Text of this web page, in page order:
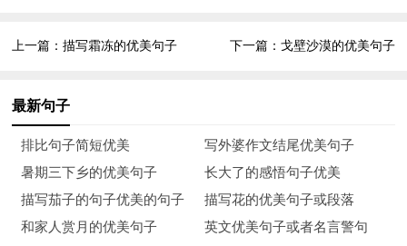
11.生命是脆弱的，我们从小就应该时时刻刻地珍爱生命：不在
不争先恐后。不随意攀爬篮球架护栏。不对同学搞恶作剧，以免
12.安全是最重要的，拥有安全，才能拥有生命。从此以后，我
每天每时每刻都注意安全。
上一篇：描写霜冻的优美句子 下一篇： 戈壁沙漠的优美句子
最新句子
排比句子简短优美
写外婆作文结尾优美句子
暑期三下乡的优美句子
长大了的感悟句子优美
描写茄子的句子优美的句子
描写花的优美句子或段落
和家人赏月的优美句子
英文优美句子或者名言警句